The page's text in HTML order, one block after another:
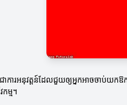
ការអនុវត្តន៍ដែលជួយឲ្យអ្នកអាចចាប់យកឱ
កម្ម។